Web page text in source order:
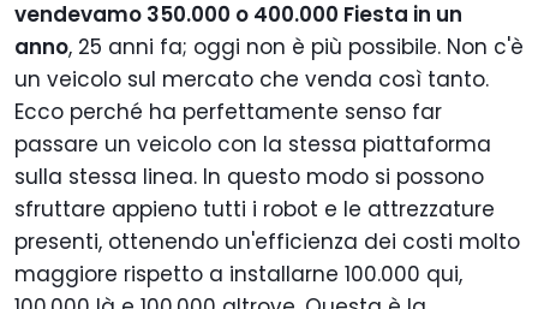
vendevamo 350.000 o 400.000 Fiesta in un
anno, 25 anni fa; oggi non è più possibile. Non c'è
un veicolo sul mercato che venda così tanto.
Ecco perché ha perfettamente senso far
passare un veicolo con la stessa piattaforma
sulla stessa linea. In questo modo si possono
sfruttare appieno tutti i robot e le attrezzature
presenti, ottenendo un'efficienza dei costi molto
maggiore rispetto a installarne 100.000 qui,